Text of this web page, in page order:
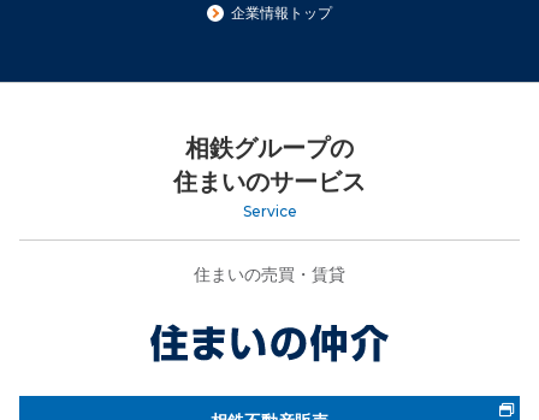
企業情報トップ
相鉄グループの
住まいのサービス
Service
住まいの売買・賃貸